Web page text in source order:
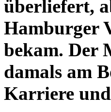
überliefert,
Hamburger
bekam. Der
damals am
Karriere